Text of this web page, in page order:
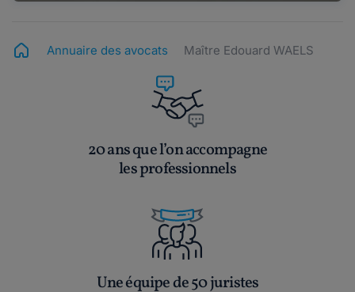
Annuaire des avocats Maître Edouard WAELS
20 ans que l’on accompagne
les professionnels
Une équipe de 50 juristes